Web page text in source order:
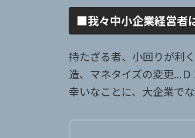
■我々中小企業経営者
持たざる者、小回りが利
造、マネタイズの変更…Ｄ
幸いなことに、大企業で